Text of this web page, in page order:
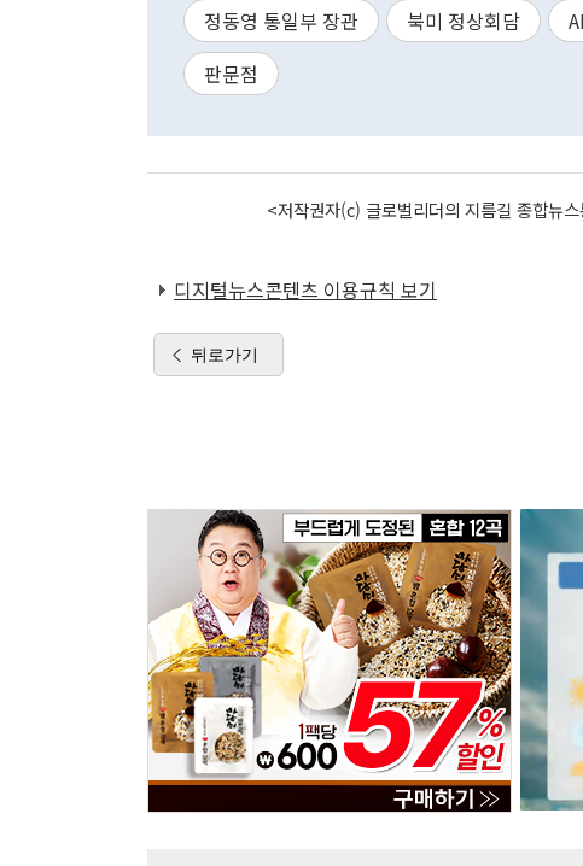
정동영 통일부 장관 북미 정상회담
판문점
<저작권자(c) 글로벌리더의 지름길 종합뉴
디지털뉴스콘텐츠 이용규칙 보기
뒤로가기